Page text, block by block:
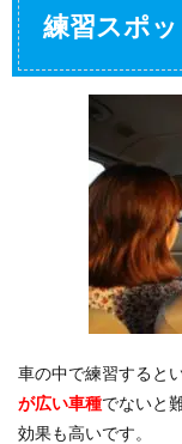
練習スポ
車の中で練習すると
が広い車種でないと
効果も高いです。